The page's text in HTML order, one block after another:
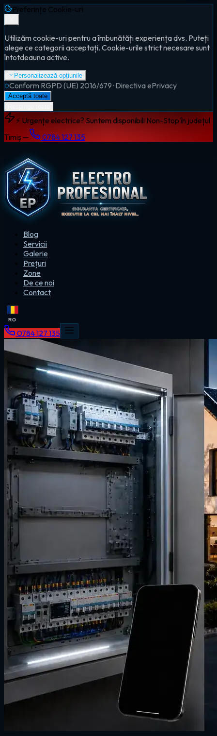
Preferințe Cookie-uri
Utilizăm cookie-uri pentru a îmbunătăți experiența dvs. Puteți
alege ce categorii acceptați. Cookie-urile strict necesare sunt
întotdeauna active.
Personalizează opțiunile
Conform RGPD (UE) 2016/679 · Directiva ePrivacy
Acceptă toate
⚡ Urgențe electrice? Suntem disponibili Non-Stop în județul
Timiș —
0784 127 135
Blog
Servicii
Galerie
Prețuri
Zone
De ce noi
Contact
RO
0784 127 135